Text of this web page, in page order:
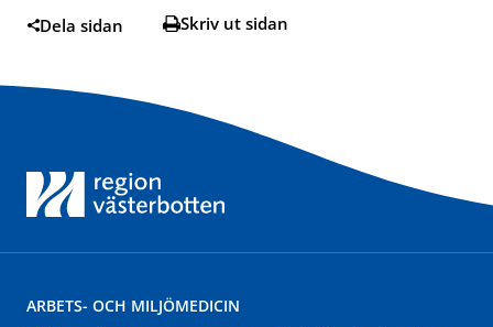
Dela sidan Skriv ut sidan
ARBETS- OCH MILJÖMEDICIN